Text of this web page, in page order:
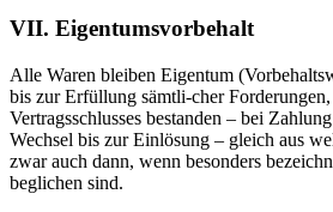
VII. Eigentumsvorbehalt
Alle Waren bleiben Eigentum
bis zur Erfüllung sämtli-cher
Vertragsschlusses bestanden – bei
Wechsel bis zur Einlösung – gleich aus
zwar auch dann, wenn besonders
beglichen sind.